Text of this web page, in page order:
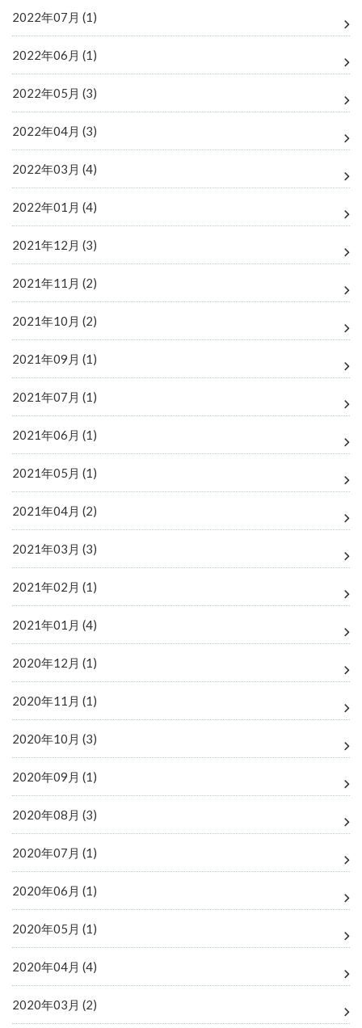
2022年07月 (1)
2022年06月 (1)
2022年05月 (3)
2022年04月 (3)
2022年03月 (4)
2022年01月 (4)
2021年12月 (3)
2021年11月 (2)
2021年10月 (2)
2021年09月 (1)
2021年07月 (1)
2021年06月 (1)
2021年05月 (1)
2021年04月 (2)
2021年03月 (3)
2021年02月 (1)
2021年01月 (4)
2020年12月 (1)
2020年11月 (1)
2020年10月 (3)
2020年09月 (1)
2020年08月 (3)
2020年07月 (1)
2020年06月 (1)
2020年05月 (1)
2020年04月 (4)
2020年03月 (2)